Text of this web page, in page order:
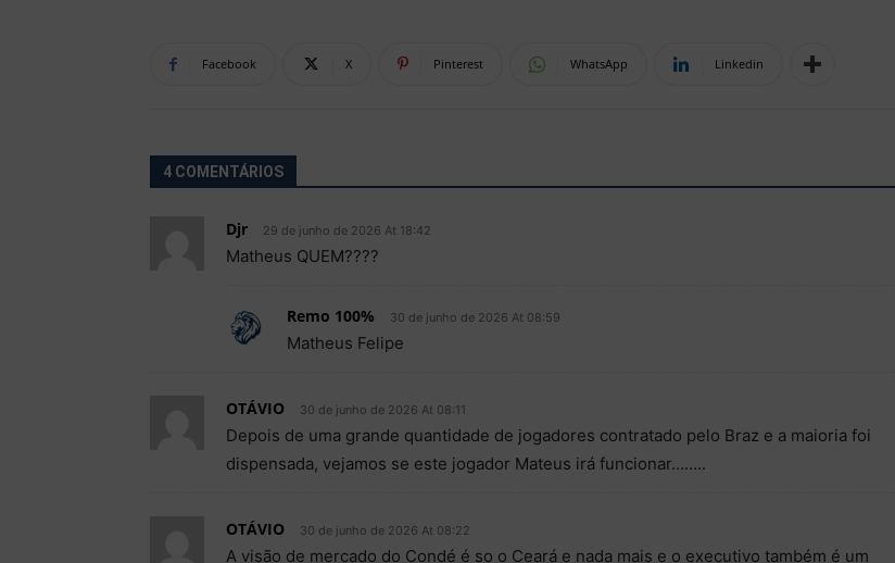
Facebook X Pinterest WhatsApp Linkedin
4 COMENTÁRIOS
Djr 29 de junho de 2026 At 18:42
Matheus QUEM????
Remo 100% 30 de junho de 2026 At 08:59
Matheus Felipe
OTÁVIO 30 de junho de 2026 At 08:11
Depois de uma grande quantidade de jogadores contratado pelo Braz e a maioria foi
dispensada, vejamos se este jogador Mateus irá funcionar……..
OTÁVIO 30 de junho de 2026 At 08:22
A visão de mercado do Condé é so o Ceará e nada mais e o executivo também é um